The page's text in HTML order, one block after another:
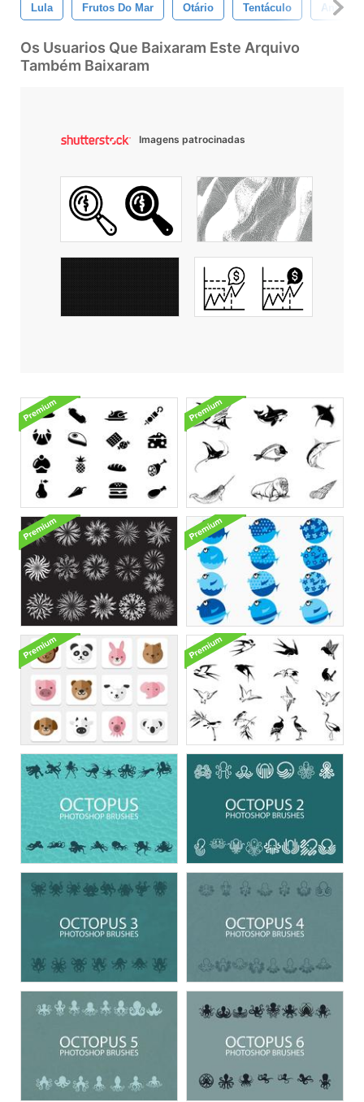
Lula Frutos Do Mar Otário Tentáculo Animal
Os Usuarios Que Baixaram Este Arquivo
Também Baixaram
Imagens patrocinadas